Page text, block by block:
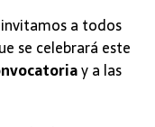
a todos
se celebrará este
y a las